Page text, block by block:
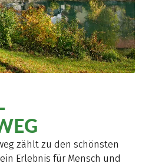
zählt zu den schönsten
Erlebnis für Mensch und